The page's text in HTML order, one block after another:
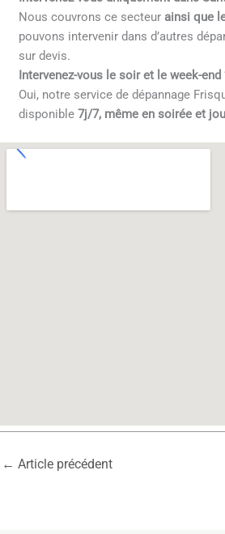
Nous couvrons ce secteur ainsi que
pouvons intervenir dans d’autres
sur devis.
Intervenez-vous le soir et le week-end
Oui, notre service de dépannage
disponible7j/7, même en soirée et
← Article précédent